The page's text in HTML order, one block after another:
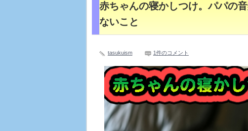
赤ちゃんの寝かしつけ。パパの
ないこと
tasukuism 1件のコメント